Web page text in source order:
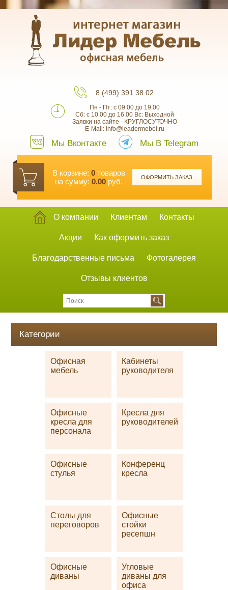
8 (499) 391 38 02
Пн - Пт: с 09.00 до 19.00
Сб: с 10.00 до 16.00 Вс: Выходной
Заявки на сайте - КРУГЛОСУТОЧНО
E-Mail: info@leadermebel.ru
Мы Вконтакте Мы В Telegram
В корзине: 0товаров
на сумму: 0.00 руб. ОФОРМИТЬ ЗАКАЗ
О компании Клиентам Контакты
Акции Как оформить заказ
Благодарственные письма Фотогалерея
Отзывы клиентов
Категории
Офисная
мебель
Кабинеты
руководителя
Офисные
кресла для
персонала
Кресла для
руководителей
Офисные
стулья
Конференц
кресла
Столы для
переговоров
Офисные
стойки
ресепшн
Офисные
диваны
Угловые
диваны для
офиса